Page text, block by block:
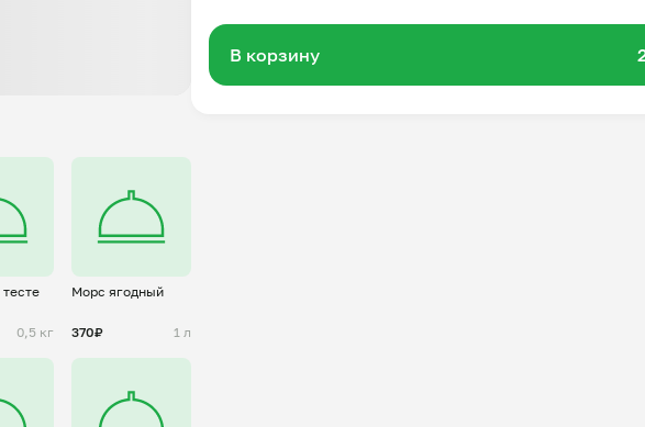
0,5 кг
Морс ягодный
370₽ 1 л
В корзину